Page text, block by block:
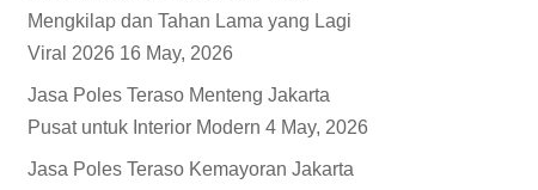
Mengkilap dan Tahan Lama yang Lagi
Viral 2026 16 May, 2026
Jasa Poles Teraso Menteng Jakarta
Pusat untuk Interior Modern 4 May, 2026
Jasa Poles Teraso Kemayoran Jakarta